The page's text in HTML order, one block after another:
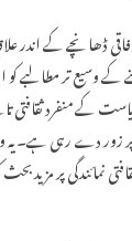
کے اندر علاقائی
وسیع تر مطالبے کو
کے منفرد ثقافتی
دے رہی ہے۔ یہ
نمائندگی پر مزید بحث